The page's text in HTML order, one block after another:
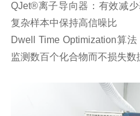
QJet®离子导向器：有效减
复杂样本中保持高信噪比
Dwell Time Optimization算
监测数百个化合物而不损失数